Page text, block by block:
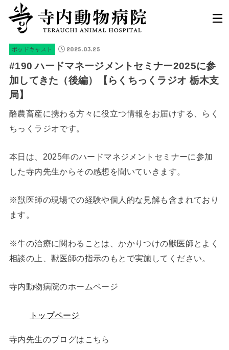
ポッドキャスト 2025.03.25
#190 ハードマネージメントセミナー2025に参
加してきた（後編）【らくちっくラジオ 栃木支
局】
酪農畜産に携わる方々に役立つ情報をお届けする、らく
ちっくラジオです。
本日は、2025年のハードマネジメントセミナーに参加
した寺内先生からその感想を聞いていきます。
※獣医師の現場での経験や個人的な見解も含まれており
ます。
※牛の治療に関わることは、かかりつけの獣医師とよく
相談の上、獣医師の指示のもとで実施してください。
寺内動物病院のホームページ
トップページ
寺内先生のブログはこちら